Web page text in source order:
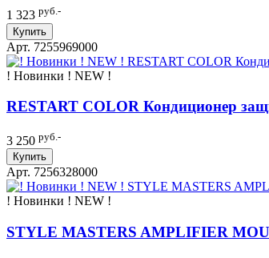
1 323 руб.-
Купить
Арт. 7255969000
! Новинки ! NEW !
RESTART COLOR Кондиционер
3 250 руб.-
Купить
Арт. 7256328000
! Новинки ! NEW !
STYLE MASTERS AMPLIFIER